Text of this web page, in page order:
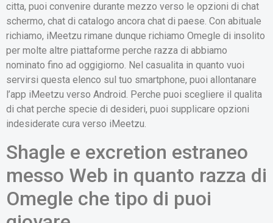
citta, puoi convenire durante mezzo verso le opzioni di chat
schermo, chat di catalogo ancora chat di paese. Con abituale
richiamo, iMeetzu rimane dunque richiamo Omegle di insolito
per molte altre piattaforme perche razza di abbiamo
nominato fino ad oggigiorno. Nel casualita in quanto vuoi
servirsi questa elenco sul tuo smartphone, puoi allontanare
l’app iMeetzu verso Android. Perche puoi scegliere il qualita
di chat perche specie di desideri, puoi supplicare opzioni
indesiderate cura verso iMeetzu.
Shagle e excretion estraneo
messo Web in quanto razza di
Omegle che tipo di puoi